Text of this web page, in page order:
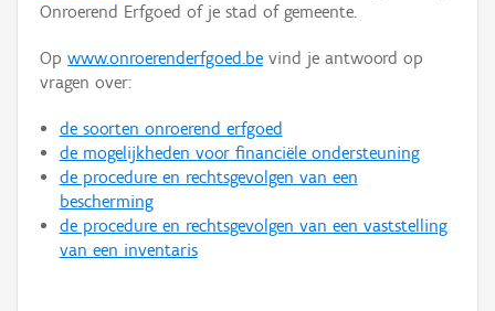
Aanmelden
Onroerend Erfgoed of je stad of gemeente.
Op www.onroerenderfgoed.be vind je antwoord op
vragen over:
de soorten onroerend erfgoed
de mogelijkheden voor financiële ondersteuning
de procedure en rechtsgevolgen van een
bescherming
de procedure en rechtsgevolgen van een vaststelling
van een inventaris